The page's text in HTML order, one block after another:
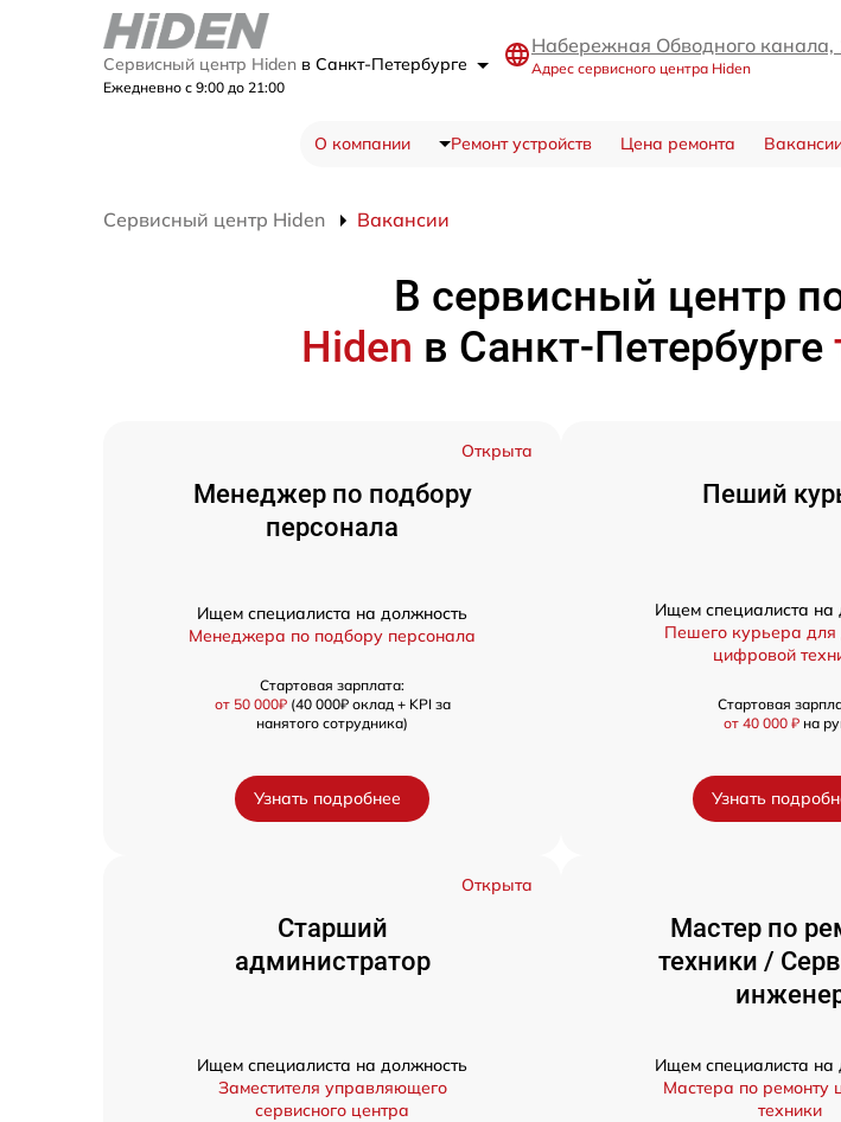
Сервисный центр Hiden в Санкт-Петербурге
Ежедневно с 9:00 до 21:00
Набережная Обводного канала,
Адрес сервисного центра Hiden
О компании Ремонт устройств Цена ремонта
Сервисный центр Hiden Вакансии
В сервисный центр
Hiden в Санкт-Петербурге
Открыта
Менеджер по подбору
персонала
Ищем специалиста на должность
Менеджера по подбору персонала
Стартовая зарплата:
от 50 000₽(40 000₽ оклад + KPI за
нанятого сотрудника)
Узнать подробнее
Пеший
Ищем специалиста на
Пешего курьера для
цифровой
Стартовая
от 40 000 ₽ на
Узнать
Открыта
Старший
администратор
Ищем специалиста на должность
Заместителя управляющего
сервисного центра
Мастер по
техники /
Ищем специалиста на
Мастера по ремонту
техники